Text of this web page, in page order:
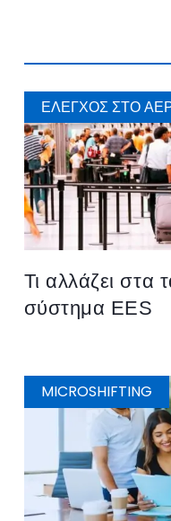
ΈΛΕΓΧΟΣ ΣΤΟ
Τι αλλάζει στα
σύστημα EES
MICROSHIFTING